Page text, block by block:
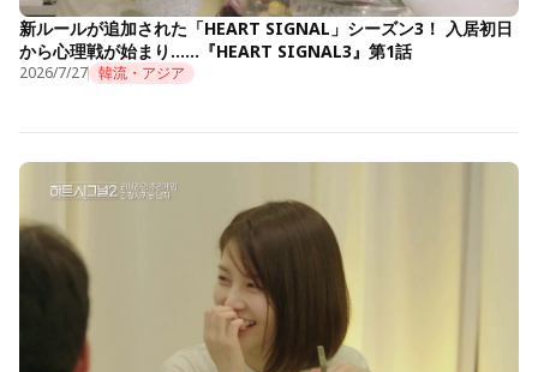
新ルールが追加された「HEART SIGNAL」シーズン3！ 入居初日
から心理戦が始まり……『HEART SIGNAL3』第1話
2026/7/27 韓流・アジア